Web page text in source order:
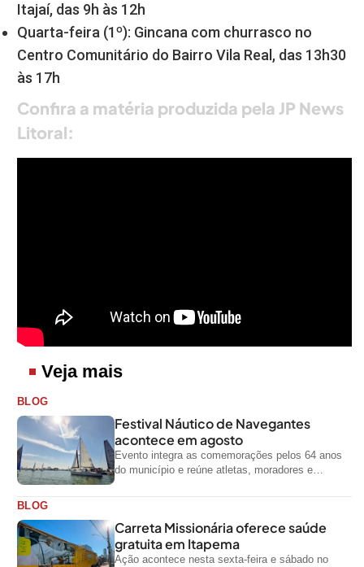
Itajaí, das 9h às 12h
Quarta-feira (1º): Gincana com churrasco no
Centro Comunitário do Bairro Vila Real, das 13h30
às 17h
Confira a matéria produzida pela JP News
Litoral:
Veja mais
BLOG
Festival Náutico de Navegantes
acontece em agosto
Evento integra as comemorações pelos 64 anos
do município e reúne atletas, moradores e
BLOG
Carreta Missionária oferece saúde
gratuita em Itapema
Ação acontece nesta sexta-feira e sábado no